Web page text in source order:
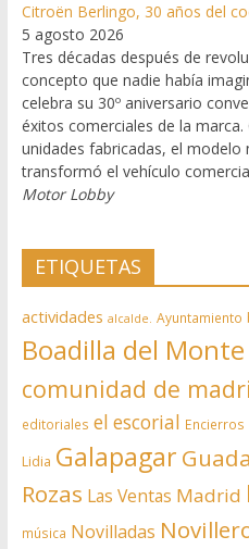
Citroën Berlingo, 30 años del
5 agosto 2026
Tres décadas después de
concepto que nadie había
celebra su 30º aniversario
éxitos comerciales de la
unidades fabricadas, el modelo
transformó el vehículo
Motor Lobby
ETIQUETAS
actividades alcalde. Ayuntamiento
Boadilla del Monte
comunidad de
editoriales el escorial Encierros
Lidia Galapagar
Rozas Las Ventas Madrid
música Novilladas